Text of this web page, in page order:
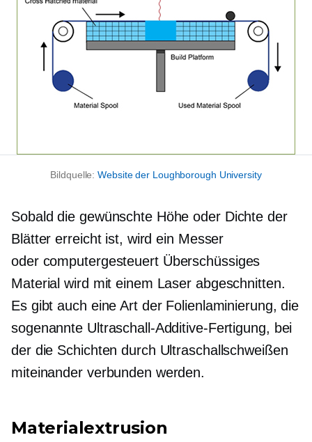
Bildquelle:Website der Loughborough University
Sobald die gewünschte Höhe oder Dichte der
Blätter erreicht ist, wird ein Messer
oder computergesteuertÜberschüssiges
Material wird mit einem Laser abgeschnitten.
Es gibt auch eine Art der Folienlaminierung, die
sogenannte Ultraschall-Additive-Fertigung, bei
der die Schichten durch Ultraschallschweißen
miteinander verbunden werden.
Materialextrusion